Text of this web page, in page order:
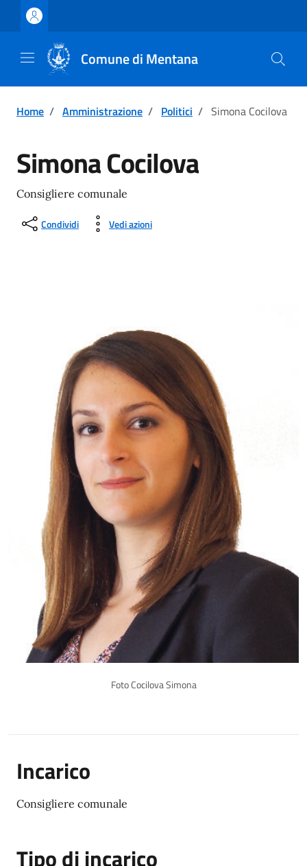
Vai ai contenuti
Vai al footer
Comune di Mentana
Home / Amministrazione / Politici / Simona Cocilova
Simona Cocilova
Consigliere comunale
Condividi Vedi azioni
Foto Cocilova Simona
Incarico
Consigliere comunale
Tipo di incarico